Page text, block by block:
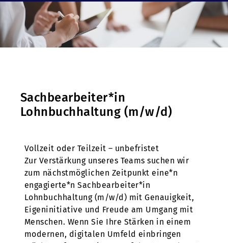
Sachbearbeiter*in
Lohnbuchhaltung (m/w/d)
Vollzeit oder Teilzeit – unbefristet
Zur Verstärkung unseres Teams suchen wir
zum nächstmöglichen Zeitpunkt eine*n
engagierte*n Sachbearbeiter*in
Lohnbuchhaltung (m/w/d) mit Genauigkeit,
Eigeninitiative und Freude am Umgang mit
Menschen. Wenn Sie Ihre Stärken in einem
modernen, digitalen Umfeld einbringen